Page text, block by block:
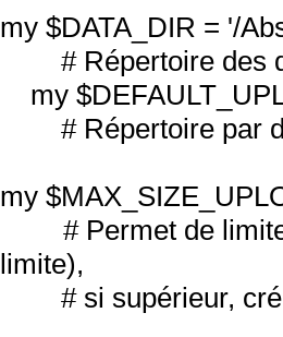
my $DATA_DIR = '/
# Répertoire des
my
# Répertoire par
my
# Permet de limiter
limite),
# si supérieur,